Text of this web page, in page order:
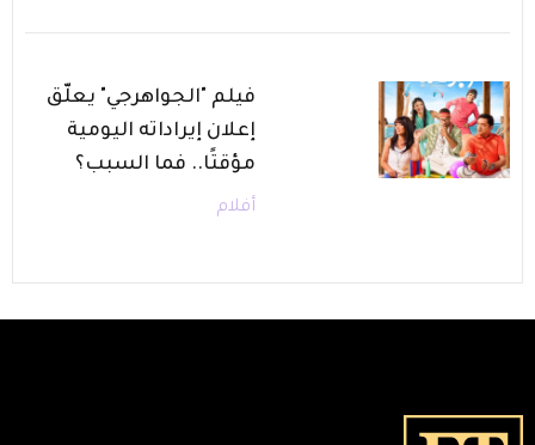
فيلم "الجواهرجي" يعلّق
إعلان إيراداته اليومية
مؤقتًا.. فما السبب؟
أفلام